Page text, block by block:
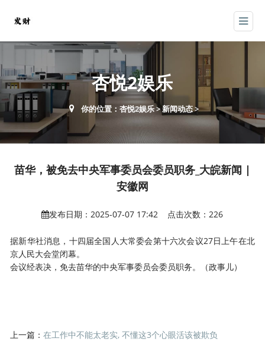
杏悦2娱乐
你的位置： 杏悦2娱乐>新闻动态>
苗华，被免去中央军事委员会委员职务_大皖新闻 |
安徽网
发布日期：2025-07-07 17:42 点击次数：226
据新华社消息，十四届全国人大常委会第十六次会议27日上午在北
京人民大会堂闭幕。
会议经表决，免去苗华的中央军事委员会委员职务。（政事儿）
上一篇：在工作中不能太老实, 不懂这3个心眼活该被欺负